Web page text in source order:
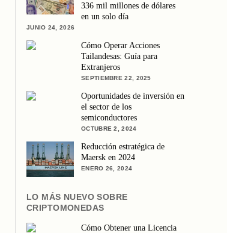
336 mil millones de dólares
en un solo día
JUNIO 24, 2026
Cómo Operar Acciones
Tailandesas: Guía para
Extranjeros
SEPTIEMBRE 22, 2025
Oportunidades de inversión en
el sector de los
semiconductores
OCTUBRE 2, 2024
Reducción estratégica de
Maersk en 2024
ENERO 26, 2024
LO MÁS NUEVO SOBRE
CRIPTOMONEDAS
Cómo Obtener una Licencia